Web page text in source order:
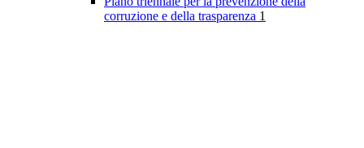
corruzione e della trasparenza 1